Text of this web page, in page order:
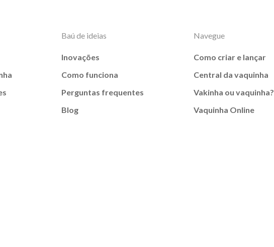
Baú de ideias
Inovações
Como funciona
Perguntas frequentes
Blog
Navegue
Como criar e lançar
Central da vaquinha
Vakinha ou vaquinha?
Vaquinha Online